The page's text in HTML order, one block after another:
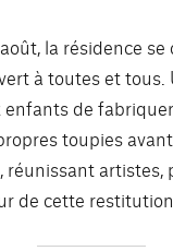
la résidence se
à toutes et tous.
de
toupies
réunissant artistes,
de cette restitution